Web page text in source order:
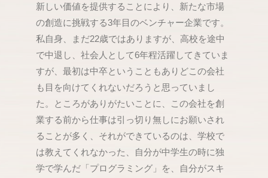
新しい価値を提供することにより、新たな市場
の創造に挑戦する3年目のベンチャー企業です。
私自身、まだ22歳ではありますが、高校を途中
で中退し、社会人として6年程活躍してきていま
すが、最初は中卒ということもありどこの会社
も目を向けてくれないだろうと思っていまし
た。ところがありがたいことに、この会社を創
業する前から仕事は引っ切り無しにお願いされ
ることが多く、それができているのは、学校で
は教えてくれなかった、自分が中学生の時に独
学で学んだ「プログラミング」を、自分がスキ